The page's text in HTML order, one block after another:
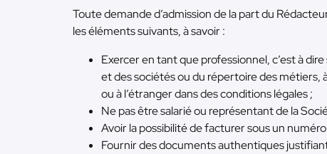
Toute demande d’admission de la part du
les éléments suivants, à savoir :
Exercer en tant que professionnel, c’est à
et des sociétés ou du répertoire des métiers,
ou à l’étranger dans des conditions légales ;
Ne pas être salarié ou représentant de la
Avoir la possibilité de facturer sous un
Fournir des documents authentiques